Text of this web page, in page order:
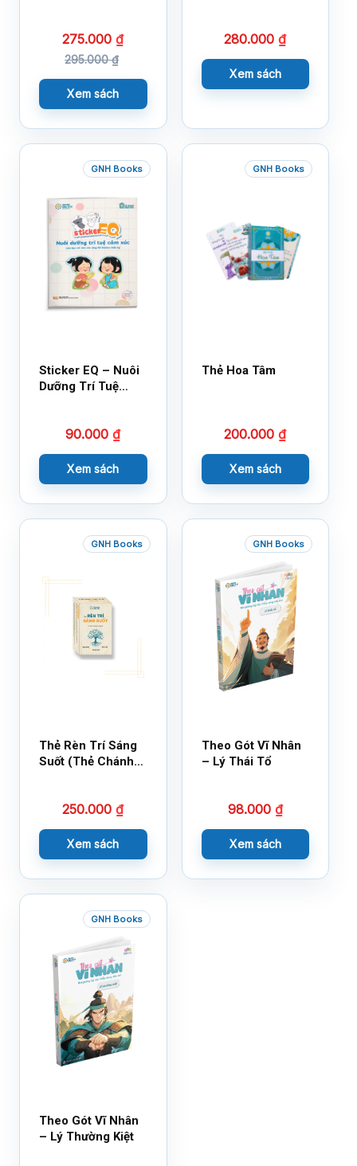
275.000₫
295.000₫
Xem sách
280.000₫
Xem sách
GNH Books
Sticker EQ – Nuôi
Dưỡng Trí Tuệ
Cùng 150 Sticker
90.000₫
Xem sách
GNH Books
Thẻ Hoa Tâm
200.000₫
Xem sách
GNH Books
Thẻ Rèn Trí Sáng
Suốt (Thẻ Chánh
250.000₫
Xem sách
GNH Books
Theo Gót Vĩ Nhân
– Lý Thái Tổ
98.000 ₫
Xem sách
GNH Books
Theo Gót Vĩ Nhân
– Lý Thường Kiệt